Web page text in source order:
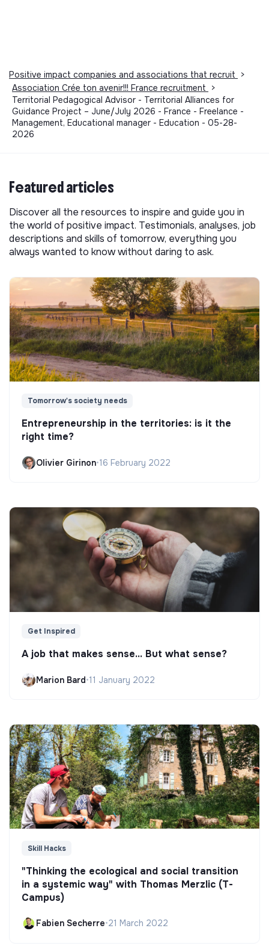
Positive impact companies and associations that recruit
>
Association Crée ton avenir!!! France recruitment
>
Territorial Pedagogical Advisor - Territorial Alliances for
Guidance Project – June/July 2026 - France - Freelance -
Management, Educational manager - Education - 05-28-
2026
Featured articles
Discover all the resources to inspire and guide you in
the world of positive impact. Testimonials, analyses, job
descriptions and skills of tomorrow, everything you
always wanted to know without daring to ask.
Tomorrow's society needs
Entrepreneurship in the territories: is it the
right time?
Olivier Girinon•16 February 2022
Get Inspired
A job that makes sense... But what sense?
Marion Bard•11 January 2022
Skill Hacks
"Thinking the ecological and social transition
in a systemic way" with Thomas Merzlic (T-
Campus)
Fabien Secherre•21 March 2022